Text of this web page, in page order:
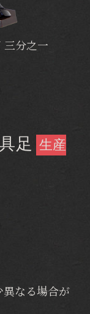
分之一
足
生産
なる場合が